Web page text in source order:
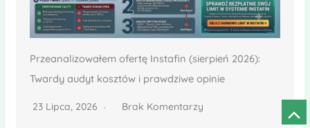
Przeanalizowałem ofertę Instafin (sierpień 2026):
Twardy audyt kosztów i prawdziwe opinie
23 Lipca, 2026 Brak Komentarzy